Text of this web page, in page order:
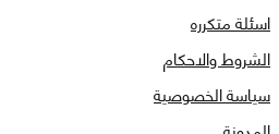
اسئلة متكرره
الشروط والاحكام
سياسة الخصوصية